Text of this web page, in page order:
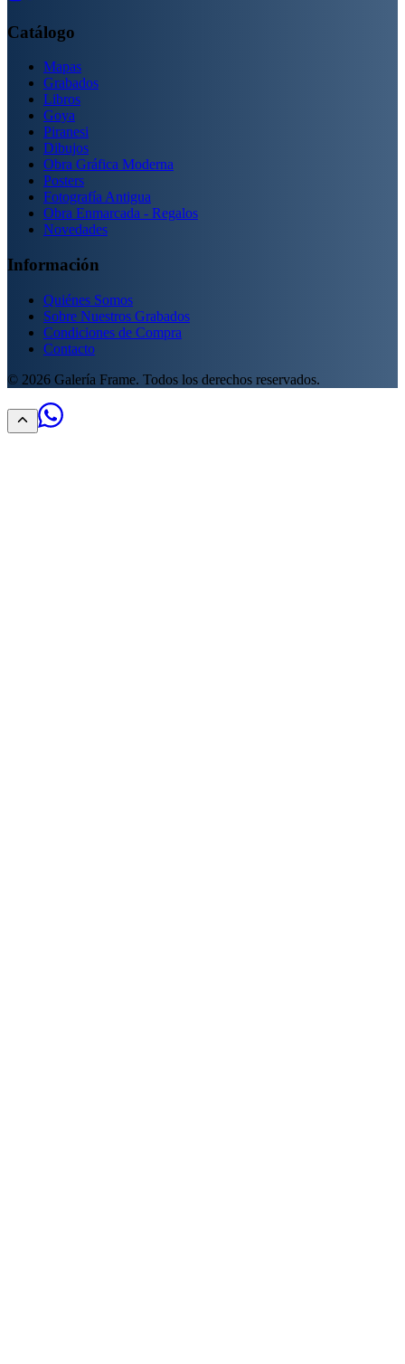
Catálogo
Mapas
Grabados
Libros
Goya
Piranesi
Dibujos
Obra Gráfica Moderna
Posters
Fotografía Antigua
Obra Enmarcada - Regalos
Novedades
Información
Quiénes Somos
Sobre Nuestros Grabados
Condiciones de Compra
Contacto
© 2026 Galería Frame. Todos los derechos reservados.